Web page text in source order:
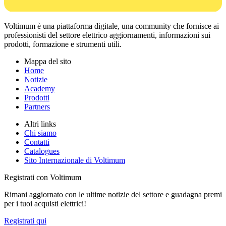
Voltimum è una piattaforma digitale, una community che fornisce ai
professionisti del settore elettrico aggiornamenti, informazioni sui
prodotti, formazione e strumenti utili.
Mappa del sito
Home
Notizie
Academy
Prodotti
Partners
Altri links
Chi siamo
Contatti
Catalogues
Sito Internazionale di Voltimum
Registrati con Voltimum
Rimani aggiornato con le ultime notizie del settore e guadagna premi
per i tuoi acquisti elettrici!
Registrati qui